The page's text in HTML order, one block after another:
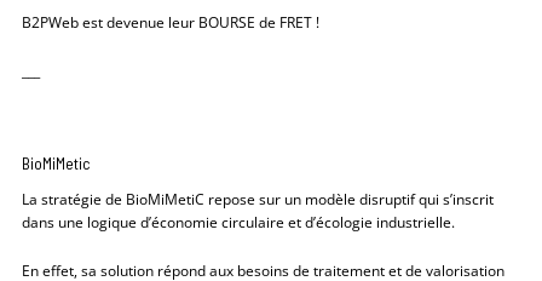
B2PWeb est devenue leur BOURSE de FRET !
BioMiMetic
La stratégie de BioMiMetiC repose sur un modèle disruptif qui s’inscrit
dans une logique d’économie circulaire et d’écologie industrielle.
En effet, sa solution répond aux besoins de traitement et de valorisation